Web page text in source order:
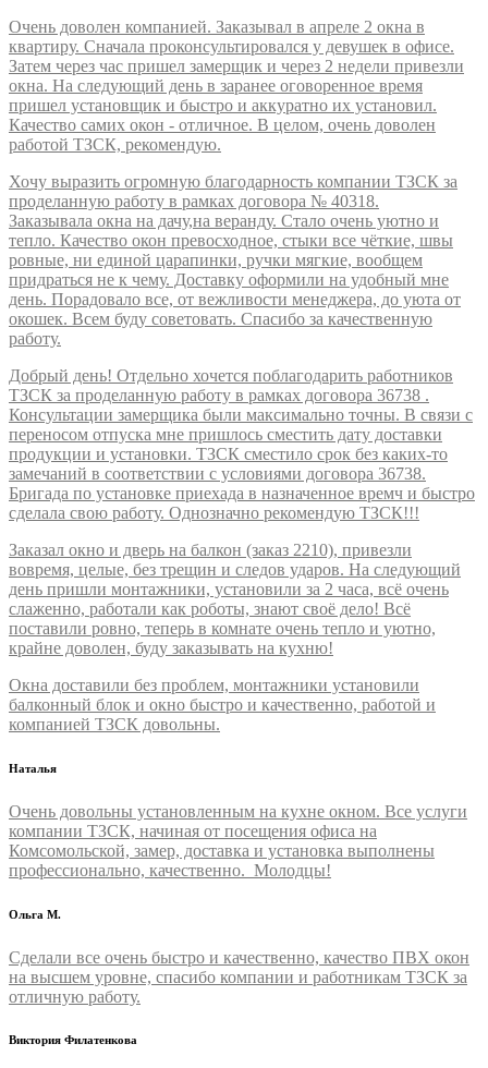
Очень доволен компанией. Заказывал в апреле 2 окна в
квартиру. Сначала проконсультировался у девушек в офисе.
Затем через час пришел замерщик и через 2 недели привезли
окна. На следующий день в заранее оговоренное время
пришел установщик и быстро и аккуратно их установил.
Качество самих окон - отличное. В целом, очень доволен
работой ТЗСК, рекомендую.
Хочу выразить огромную благодарность компании ТЗСК за
проделанную работу в рамках договора № 40318.
Заказывала окна на дачу,на веранду. Стало очень уютно и
тепло. Качество окон превосходное, стыки все чёткие, швы
ровные, ни единой царапинки, ручки мягкие, вообщем
придраться не к чему. Доставку оформили на удобный мне
день. Порадовало все, от вежливости менеджера, до уюта от
окошек. Всем буду советовать. Спасибо за качественную
работу.
Добрый день! Отдельно хочется поблагодарить работников
ТЗСК за проделанную работу в рамках договора 36738 .
Консультации замерщика были максимально точны. В связи с
переносом отпуска мне пришлось сместить дату доставки
продукции и установки. ТЗСК сместило срок без каких-то
замечаний в соответствии с условиями договора 36738.
Бригада по установке приехада в назначенное времч и быстро
сделала свою работу. Однозначно рекомендую ТЗСК!!!
Заказал окно и дверь на балкон (заказ 2210), привезли
вовремя, целые, без трещин и следов ударов. На следующий
день пришли монтажники, установили за 2 часа, всё очень
слаженно, работали как роботы, знают своё дело! Всё
поставили ровно, теперь в комнате очень тепло и уютно,
крайне доволен, буду заказывать на кухню!
Окна доставили без проблем, монтажники установили
балконный блок и окно быстро и качественно, работой и
компанией ТЗСК довольны.
Наталья
Очень довольны установленным на кухне окном. Все услуги
компании ТЗСК, начиная от посещения офиса на
Комсомольской, замер, доставка и установка выполнены
профессионально, качественно. Молодцы!
Ольга М.
Сделали все очень быстро и качественно, качество ПВХ окон
на высшем уровне, спасибо компании и работникам ТЗСК за
отличную работу.
Виктория Филатенкова